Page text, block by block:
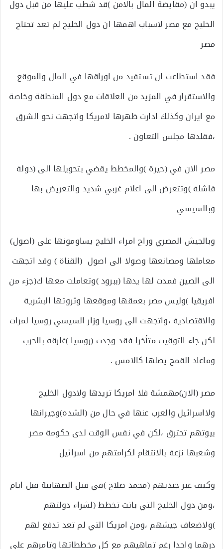
يبدو ان (مقايضة المال بالامن )قد شطب عليها من قبل دول
الخليج مع مصر لاسباب اهمها ان دول الخليج لم تعد تحتاج
مصر
فقد استطاعت ان تستفيد من اوراقها في المال والموقع
والاستقرار في المزيد من العلاقات مع دول المنطقة وخاصة
مع ايران وكذلك ادارت ظهرها لامريكا واتجهت نحو الشرق
،فقلدها مجلس التعاون .
مصر الان في (حيرة )والمخطط يقضي بتحويلها الى (دولة
فاشلة )وتتعرض الى اعلام غربي شديد والتعريض بها
وبالسيسي
وبالجيش المصري وراح امراء الخليج يساومونها على (اصول)
معاملها ومصانعها وصولا الى اصول (القناة ) وقد اتجهت
الى الصين فمدت لها يدها (ببرود )وتعاملت معها ك(جزء من
افريقيا )وليس مصر بعمقها وموقعها وثروتها البشرية
والاقتصادية ،واتجهت الى روسيا وزار السيسي روسيا لمرات
لكن جاء التوقيت متأخرا فقد وجدت (روسيا )غارقة بالحرب
وماعاد القمح يصلها كالامس .
مصر (الان)مهمشة فلا امريكا تريدها ولادول الخليج
ولااسرائيل والعرب عنها في حال من (الشده)وجيرانها
بيوتهم تحترق ،لكن في نفس الوقت لدى حكومة مصر
وشعبها نزعة بالانتقام لكرامتهم من اسرائيل
وكيف عبر جنديهم (محمد صلاح )في قتل الصهاينة قبل ايام
،ومن دول الخليج التي باتت تخطط (لشراء دولتهم
)ولاضعاف جيشهم ،ومن امريكا التي لم تعد تدفع لهم
درهما واحدا رغم تماهيهم مع كل مخططاتها وتامرهم على